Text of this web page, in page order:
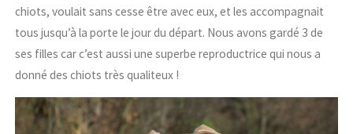
chiots, voulait sans cesse être avec eux, et les accompagnait
tous jusqu’à la porte le jour du départ. Nous avons gardé 3 de
ses filles car c’est aussi une superbe reproductrice qui nous a
donné des chiots très qualiteux !